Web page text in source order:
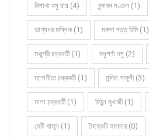
বিশাখা বসু রায় (4) বৃন্দাবন মণ্ডল (1)
ভাগ্যধর মল্লিক (1) মঙ্গলা দত্ত রিমি (1)
মঞ্জুশ্রী চক্রবর্তী (1) মধুপর্ণা বসু (2)
মনোনীতা চক্রবর্তী (1) মন্দিরা গাঙ্গুলী (3)
মালা চক্রবর্তী (1) মিঠুন মুখার্জী (1)
মেরী খাতুন (1) মৈত্রেয়ী হালদার (0)